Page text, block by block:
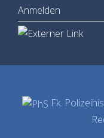
Anmelden
Fk.